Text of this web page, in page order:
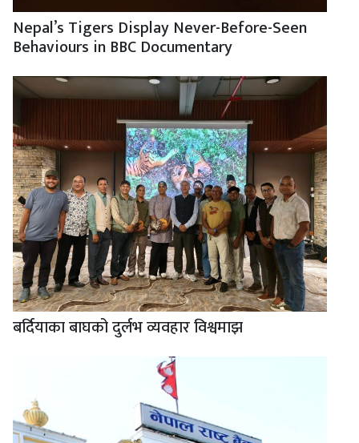
Nepal’s Tigers Display Never-Before-Seen
Behaviours in BBC Documentary
बर्दियाका बाघको दुर्लभ व्यवहार विश्वमाझ